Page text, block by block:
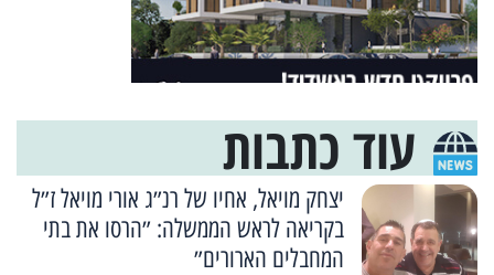
עוד כתבות
יצחק מויאל, אחיו של רנ״ג אורי מויאל ז״ל
בקריאה לראש הממשלה: ״הרסו את בתי
המחבלים הארורים״